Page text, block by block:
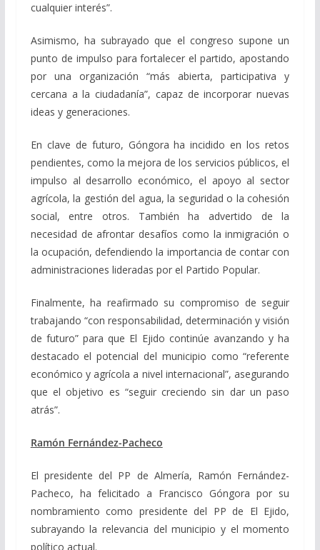
cualquier interés”.
Asimismo, ha subrayado que el congreso supone un
punto de impulso para fortalecer el partido, apostando
por una organización “más abierta, participativa y
cercana a la ciudadanía”, capaz de incorporar nuevas
ideas y generaciones.
En clave de futuro, Góngora ha incidido en los retos
pendientes, como la mejora de los servicios públicos, el
impulso al desarrollo económico, el apoyo al sector
agrícola, la gestión del agua, la seguridad o la cohesión
social, entre otros. También ha advertido de la
necesidad de afrontar desafíos como la inmigración o
la ocupación, defendiendo la importancia de contar con
administraciones lideradas por el Partido Popular.
Finalmente, ha reafirmado su compromiso de seguir
trabajando “con responsabilidad, determinación y visión
de futuro” para que El Ejido continúe avanzando y ha
destacado el potencial del municipio como “referente
económico y agrícola a nivel internacional”, asegurando
que el objetivo es “seguir creciendo sin dar un paso
atrás”.
Ramón Fernández-Pacheco
El presidente del PP de Almería, Ramón Fernández-
Pacheco, ha felicitado a Francisco Góngora por su
nombramiento como presidente del PP de El Ejido,
subrayando la relevancia del municipio y el momento
político actual.